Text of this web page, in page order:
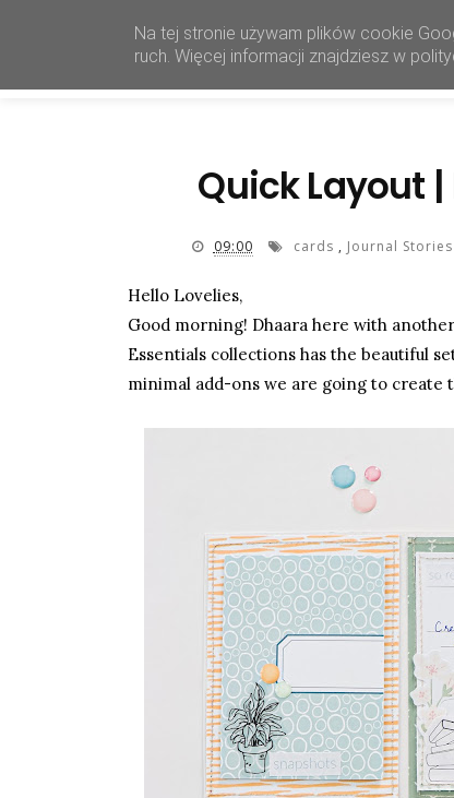
Quick Layout
09:00 cards , Journal Stories
Hello Lovelies,
Good morning! Dhaara here with
Essentials collections has the beautiful
minimal add-ons we are going to create
Na tej stronie używam plików cookie
ruch. Więcej informacji znajdziesz w